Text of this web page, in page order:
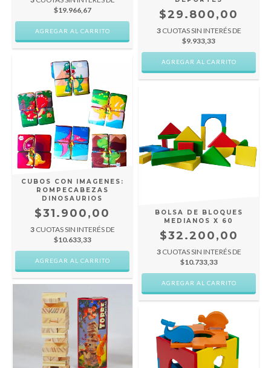
$19.966,67
$29.800,00
3 CUOTAS SIN INTERÉS DE
$9.933,33
CUBOS CON IMAGENES:
ROMPECABEZAS
DINOSAURIOS
$31.900,00
3 CUOTAS SIN INTERÉS DE
$10.633,33
BOLSA DE BLOQUES
MEDIANOS X 60
$32.200,00
3 CUOTAS SIN INTERÉS DE
$10.733,33